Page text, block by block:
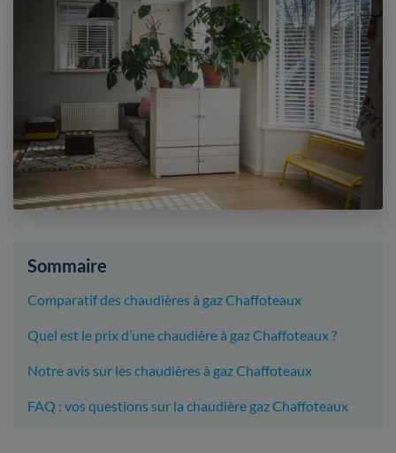
Sommaire
Comparatif des chaudières à gaz Chaffoteaux
Quel est le prix d’une chaudière à gaz Chaffoteaux ?
Notre avis sur les chaudières à gaz Chaffoteaux
FAQ : vos questions sur la chaudière gaz Chaffoteaux